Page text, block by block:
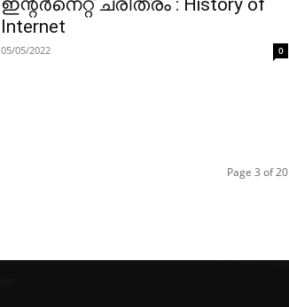
ഇന്റർനെറ്റ് ചരിത്രം : History of
Internet
05/05/2022 0
Page 3 of 20